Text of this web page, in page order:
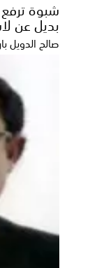
أكد محافظ
محمد بن
أوج...
شبوة
بديل عن
صالح الدويل